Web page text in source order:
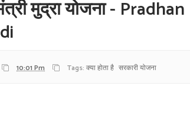
मुद्रा योजना -
10:01 Pm Tags: क्या होता है सरकारी योजना